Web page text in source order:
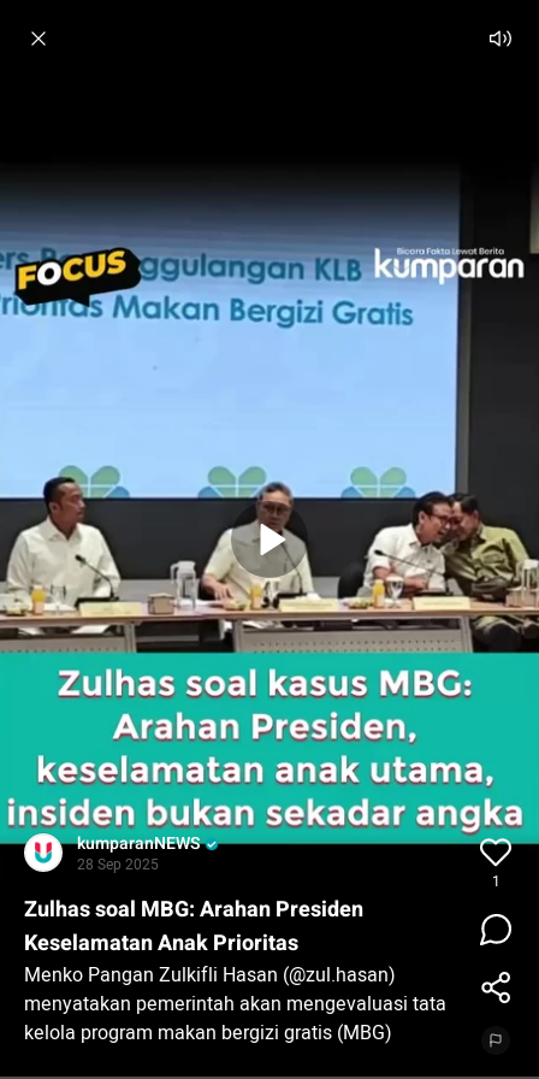
kumparanNEWS
28 Sep 2025
Zulhas soal MBG: Arahan Presiden
Keselamatan Anak Prioritas
Menko Pangan Zulkifli Hasan (@zul.hasan)
menyatakan pemerintah akan mengevaluasi tata
kelola program makan bergizi gratis (MBG)
1